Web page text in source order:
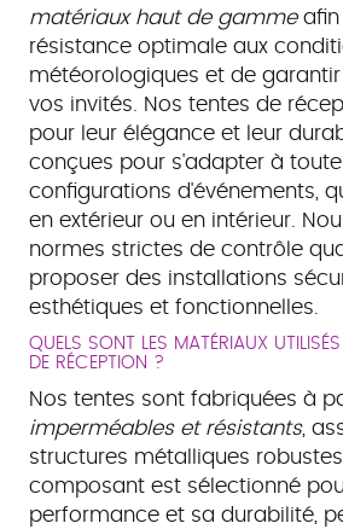
matériaux haut de gammeafin
résistance optimale aux
météorologiques et de
vos invités. Nos tentes de
pour leur élégance et leur
conçues pour s'adapter à
configurations d'événements,
en extérieur ou en intérieur.
normes strictes de contrôle
proposer des installations
esthétiques et fonctionnelles.
QUELS SONT LES MATÉRIAUX
DE RÉCEPTION ?
Nos tentes sont fabriquées à
imperméables et résistants,
structures métalliques
composant est sélectionné
performance et sa durabilité,